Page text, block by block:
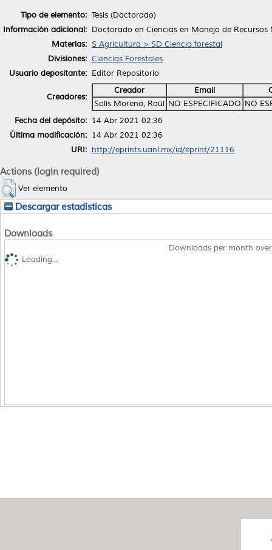
Tipo de elemento: Tesis (Doctorado)
Información adicional: Doctorado en Ciencias en Manejo de Recursos
Materias: S Agricultura > SD Ciencia forestal
Divisiones: Ciencias Forestales
Usuario depositante: Editor Repositorio
Creadores:
Creador Email
Solís Moreno, Raúl NO ESPECIFICADO NO
Fecha del depósito: 14 Abr 2021 02:36
Última modificación: 14 Abr 2021 02:36
URI: http://eprints.uanl.mx/id/eprint/21116
Actions (login required)
Ver elemento
Descargar estadísticas
Downloads
Downloads per month
Loading...